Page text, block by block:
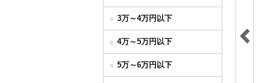
3万～4万円以下
4万～5万円以下
5万～6万円以下